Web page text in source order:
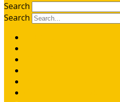
Search
Search